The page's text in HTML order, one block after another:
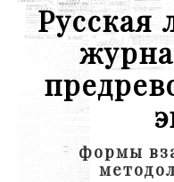
Русская
формы